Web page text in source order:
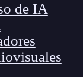
de IA